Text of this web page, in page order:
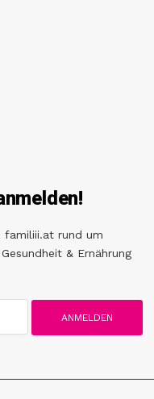
familiii.at rund um
& Ernährung